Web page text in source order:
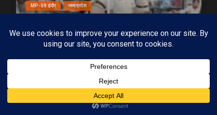
MP-09 इंदौर मध्यप्रदेश
ढाबों पर कार्रवाई में 44 प्रकरण दर्ज
20/07/2026 KAMALGIRI GOSWAMI